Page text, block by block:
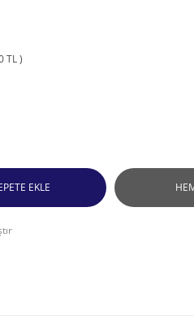
TL )
EKLE